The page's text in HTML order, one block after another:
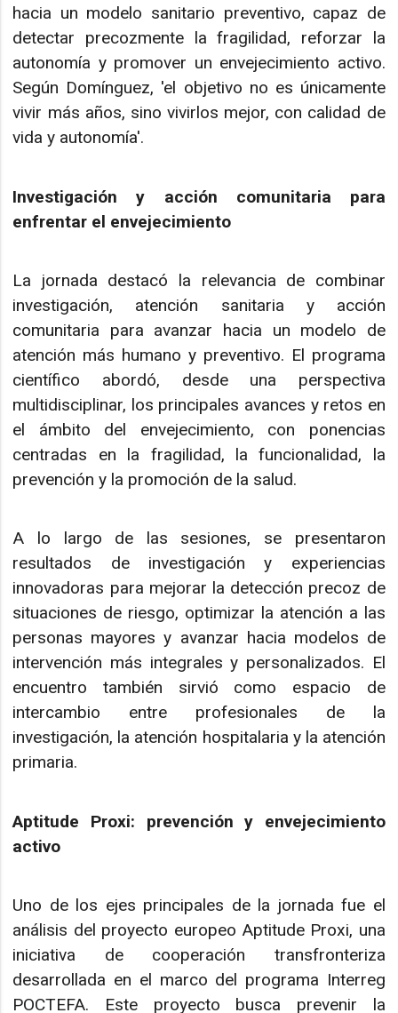
hacia un modelo sanitario preventivo, capaz de
detectar precozmente la fragilidad, reforzar la
autonomía y promover un envejecimiento activo.
Según Domínguez, 'el objetivo no es únicamente
vivir más años, sino vivirlos mejor, con calidad de
vida y autonomía'.
Investigación y acción comunitaria para
enfrentar el envejecimiento
La jornada destacó la relevancia de combinar
investigación, atención sanitaria y acción
comunitaria para avanzar hacia un modelo de
atención más humano y preventivo. El programa
científico abordó, desde una perspectiva
multidisciplinar, los principales avances y retos en
el ámbito del envejecimiento, con ponencias
centradas en la fragilidad, la funcionalidad, la
prevención y la promoción de la salud.
A lo largo de las sesiones, se presentaron
resultados de investigación y experiencias
innovadoras para mejorar la detección precoz de
situaciones de riesgo, optimizar la atención a las
personas mayores y avanzar hacia modelos de
intervención más integrales y personalizados. El
encuentro también sirvió como espacio de
intercambio entre profesionales de la
investigación, la atención hospitalaria y la atención
primaria.
Aptitude Proxi: prevención y envejecimiento
activo
Uno de los ejes principales de la jornada fue el
análisis del proyecto europeo Aptitude Proxi, una
iniciativa de cooperación transfronteriza
desarrollada en el marco del programa Interreg
POCTEFA. Este proyecto busca prevenir la